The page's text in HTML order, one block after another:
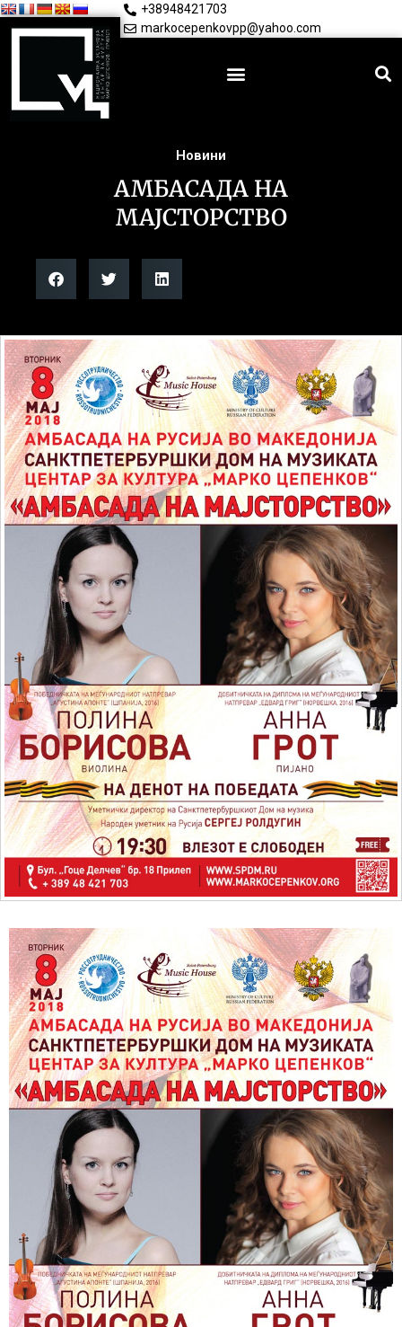
+38948421703
markocepenkovpp@yahoo.com
Новини
АМБАСАДА НА
МАЈСТОРСТВО